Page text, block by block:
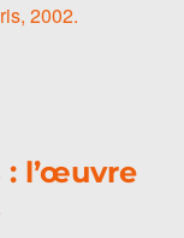
2002.
l’œuvre